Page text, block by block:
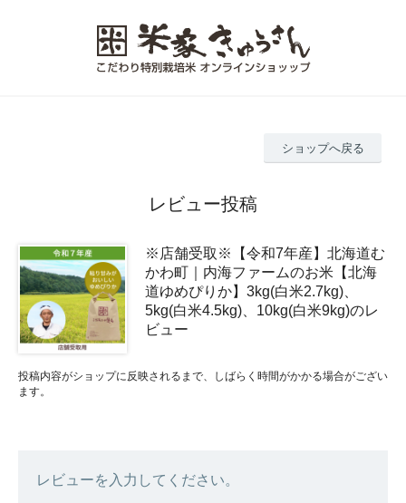
ショップへ戻る
レビュー投稿
※店舗受取※【令和7年産】北海道む
かわ町｜内海ファームのお米【北海
道ゆめぴりか】3kg(白米2.7kg)、
5kg(白米4.5kg)、10kg(白米9kg)のレ
ビュー
投稿内容がショップに反映されるまで、しばらく時間がかかる場合がござい
ます。
レビューを入力してください。